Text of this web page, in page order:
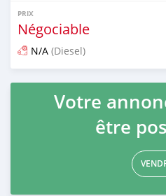
PRIX
Négociable
N/A (Diesel)
Publié il y a 10 jours
Votre
être